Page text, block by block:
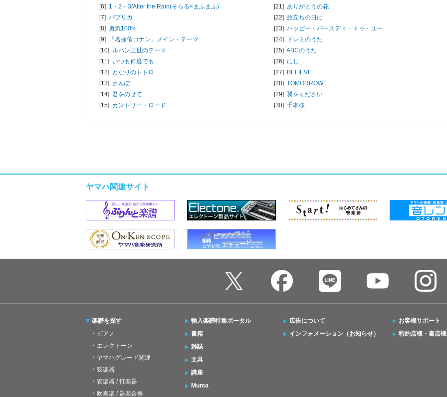
[6] 1・2・3/After the Rain(そらる×まふまふ)
[7] パプリカ
[8] 勇気100%
[9]
「名探偵コナン」メイン・テーマ
[10] ルパン三世のテーマ
[11] いつも何度でも
[12]
となりのトトロ
[13] さんぽ
[14] 君をのせて
[15] カントリー・ロード
[21] ありがとうの花
[22] 旅立ちの日に
[23] ハッピー・バースディ・トゥ・ユー
[24]
ドレミのうた
[25] ABCのうた
[26] にじ
[27]
BELIEVE
[28] TOMORROW
[29] 翼をください
[30] 千本桜
ヤマハ関連サイト
楽譜を探す
ピアノ
エレクトーン
ヤマハグレード関連
弦楽器
管楽器 / 打楽器
吹奏楽 / 器楽合奏
輸入楽譜特集ポータル
書籍
雑誌
文具
講座
Muma
広告について
インフォメーション（お知らせ）
お客様サポート
特約店様・書店